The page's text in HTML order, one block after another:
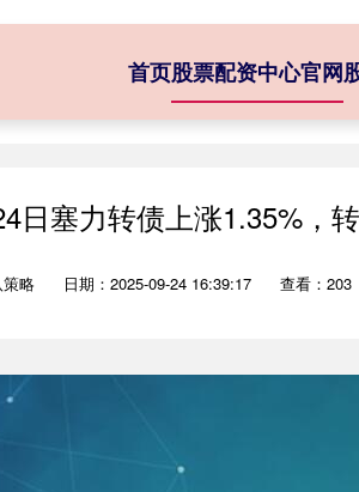
首页股票配资中心官网
日塞力转债上涨1.35%，
略 日期：2025-09-24 16:39:17 查看：203